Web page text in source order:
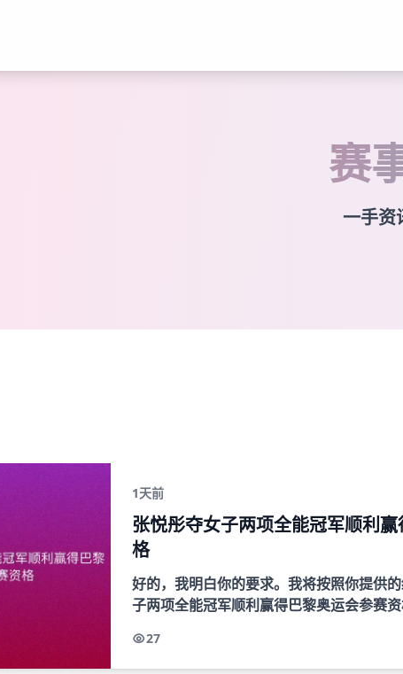
赛
一手资
1天前
张悦彤夺女子两项全能冠军顺利
格
好的，我明白你的要求。我将按照你提供
子两项全能冠军顺利赢得巴黎奥运会参赛
会尽量均匀分...
27